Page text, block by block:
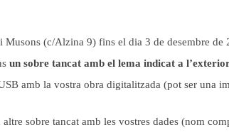
Musons (c/Alzina 9) fins el dia 3 de desembre
un sobre tancat amb el lema indicat a
amb la vostra obra digitalitzada (pot ser una
sobre tancat amb les vostres dades (nom